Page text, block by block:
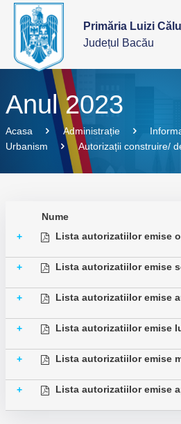
Primăria Luizi
Județul Bacău
Anul 2023
Acasa Administrație
Urbanism
Autorizații construire/
Nume
+
Lista autorizatiilor emise
+ Lista autorizatiilor emise
+ Lista autorizatiilor emise
+ Lista autorizatiilor emise
+ Lista autorizatiilor emise
+ Lista autorizatiilor emise